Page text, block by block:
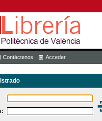
Contáctenos Acceder